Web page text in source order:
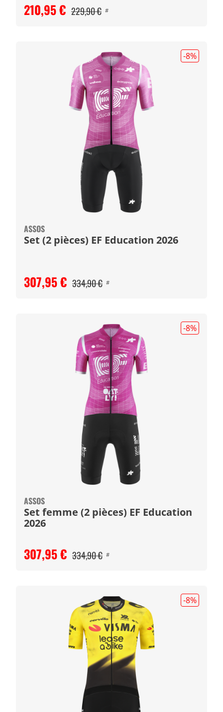
210,95 € 229,90 € #
-8%
ASSOS
Set (2 pièces) EF Education 2026
307,95 € 334,90 € #
-8%
ASSOS
Set femme (2 pièces) EF Education
2026
307,95 € 334,90 € #
-8%